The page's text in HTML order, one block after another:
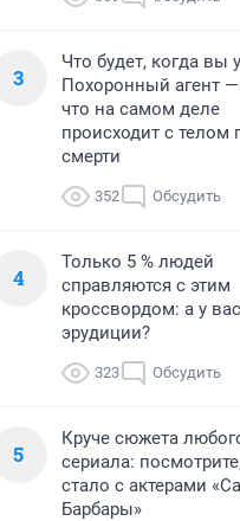
3
Что будет, когда вы
Похоронный агент
что на самом деле
происходит с телом
смерти
352 Обсудить
4
Только 5 % людей
справляются с этим
кроссвордом: а у
эрудиции?
323 Обсудить
5
Круче сюжета
сериала:
стало с актерами
Барбары»